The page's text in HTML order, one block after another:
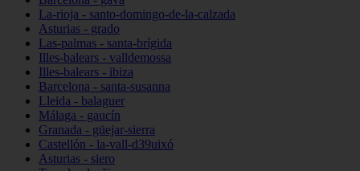
La-rioja - santo-domingo-de-la-calzada
Asturias - grado
Las-palmas - santa-brígida
Illes-balears - valldemossa
Illes-balears - ibiza
Barcelona - santa-susanna
Lleida - balaguer
Málaga - gaucín
Granada - güejar-sierra
Castellón - la-vall-d39uixó
Asturias - siero